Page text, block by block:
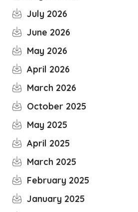
July 2026
June 2026
May 2026
April 2026
March 2026
October 2025
May 2025
April 2025
March 2025
February 2025
January 2025